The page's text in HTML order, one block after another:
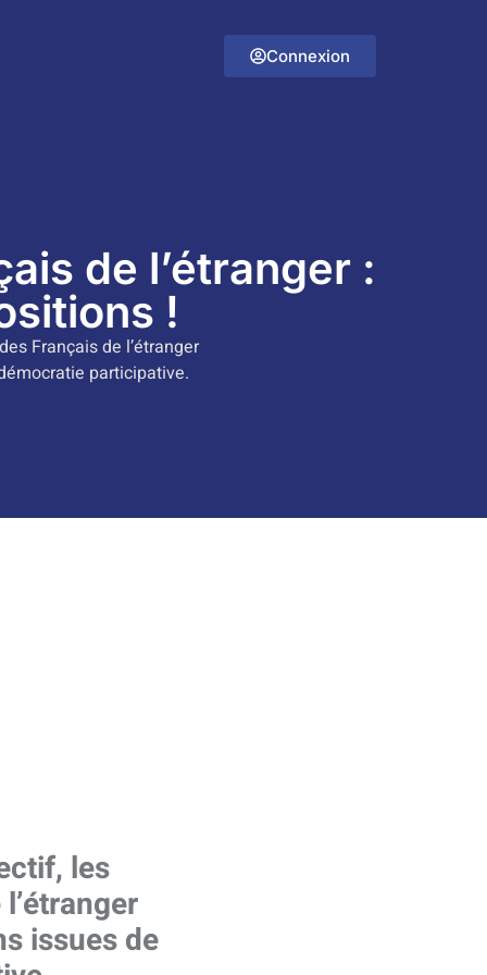
Connexion
de l’étranger :
!
Français de l’étranger
participative.
les
issues de